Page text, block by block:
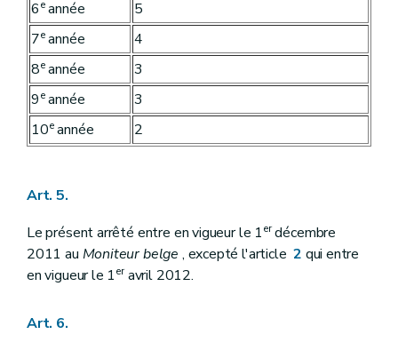
6eannée
5
7eannée
4
8eannée
3
9eannée
3
10eannée 2
Art. 5.
Le présent arrêté entre en vigueur le 1erdécembre
2011 au Moniteur belge , excepté l'article2 qui entre
en vigueur le 1eravril 2012.
Art. 6.